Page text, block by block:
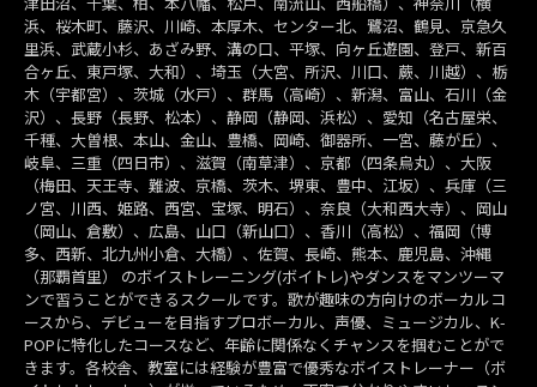
浜、桜木町、藤沢、川崎、本厚木、センター北、鷺沼、鶴見、京急久
里浜、武蔵小杉、あざみ野、溝の口、平塚、向ヶ丘遊園、登戸、新百
合ヶ丘、東戸塚、大和）、埼玉（大宮、所沢、川口、蕨、川越）、栃
木（宇都宮）、茨城（水戸）、群馬（高崎）、新潟、富山、石川（金
沢）、長野（長野、松本）、静岡（静岡、浜松）、愛知（名古屋栄、
千種、大曽根、本山、金山、豊橋、岡崎、御器所、一宮、藤が丘）、
岐阜、三重（四日市）、滋賀（南草津）、京都（四条烏丸）、大阪
（梅田、天王寺、難波、京橋、茨木、堺東、豊中、江坂）、兵庫（三
ノ宮、川西、姫路、西宮、宝塚、明石）、奈良（大和西大寺）、岡山
（岡山、倉敷）、広島、山口（新山口）、香川（高松）、福岡（博
多、西新、北九州小倉、大橋）、佐賀、長崎、熊本、鹿児島、沖縄
（那覇首里） のボイストレーニング(ボイトレ)やダンスをマンツーマ
ンで習うことができるスクールです。歌が趣味の方向けのボーカルコ
ースから、デビューを目指すプロボーカル、声優、ミュージカル、K-
POPに特化したコースなど、年齢に関係なくチャンスを掴むことがで
きます。各校舎、教室には経験が豊富で優秀なボイストレーナー（ボ